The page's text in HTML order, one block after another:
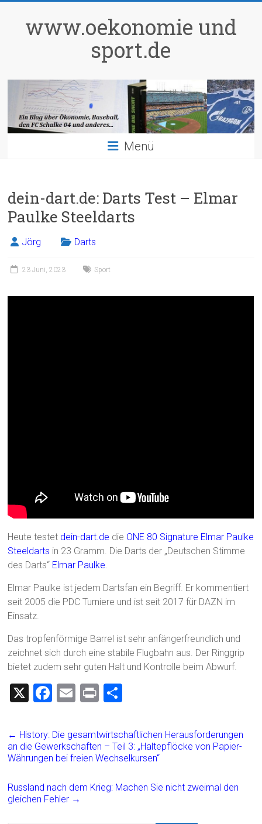
springenwww.oekonomie und
sport.de
Menü
dein-dart.de: Darts Test – Elmar
Paulke Steeldarts
Jörg Darts
23 Juni, 2023 Sport
Heute testet dein-dart.de die ONE 80 Signature Elmar Paulke
Steeldarts in 23 Gramm. Die Darts der „Deutschen Stimme
des Darts“ Elmar Paulke.
Elmar Paulke ist jedem Dartsfan ein Begriff. Er kommentiert
seit 2005 die PDC Turniere und ist seit 2017 für DAZN im
Einsatz.
Das tropfenförmige Barrel ist sehr anfängerfreundlich und
zeichnet sich durch eine stabile Flugbahn aus. Der Ringgrip
bietet zudem sehr guten Halt und Kontrolle beim Abwurf.
X
F
ce
b
o
ok
E
ai
l
Pr
t
e
n
← History: Die gesamtwirtschaftlichen Herausforderungen
an die Gewerkschaften – Teil 3: „Haltepflöcke von Papier-
Währungen bei freien Wechselkursen“
Russland nach dem Krieg: Machen Sie nicht zweimal den
gleichen Fehler →